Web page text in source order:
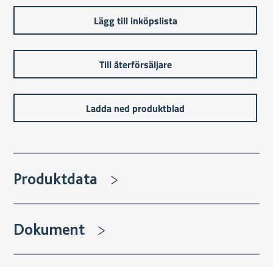
Lägg till inköpslista
Till återförsäljare
Ladda ned produktblad
Produktdata
Dokument